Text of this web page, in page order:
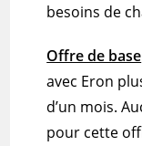
besoins de
Offre de base
avec Eron
d’un mois.
pour cette